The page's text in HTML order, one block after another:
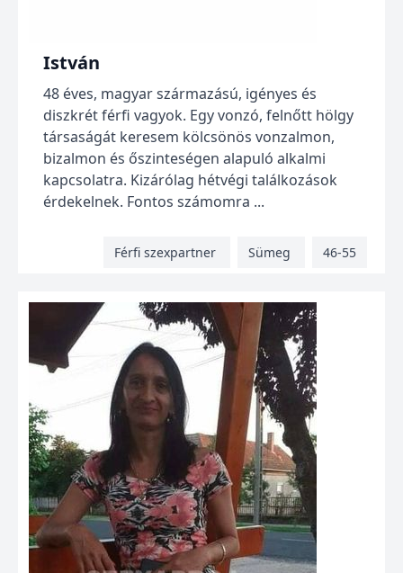
István
48 éves, magyar származású, igényes és
diszkrét férfi vagyok. Egy vonzó, felnőtt hölgy
társaságát keresem kölcsönös vonzalmon,
bizalmon és őszinteségen alapuló alkalmi
kapcsolatra. Kizárólag hétvégi találkozások
érdekelnek. Fontos számomra ...
Férfi szexpartner Sümeg 46-55